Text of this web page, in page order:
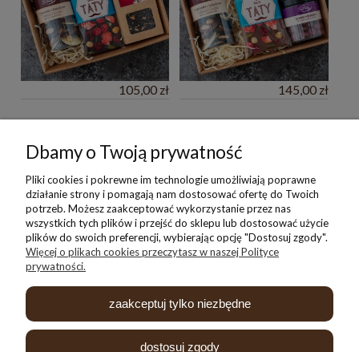
105,00 zł 145,00 zł
Moje konto
Płatności i dostawa
Informacje
O nas
Dbamy o Twoją prywatność
Pliki cookies i pokrewne im technologie umożliwiają poprawne
działanie strony i pomagają nam dostosować ofertę do Twoich
potrzeb. Możesz zaakceptować wykorzystanie przez nas
wszystkich tych plików i przejść do sklepu lub dostosować użycie
plików do swoich preferencji, wybierając opcję "Dostosuj zgody".
Więcej o plikach cookies przeczytasz w naszej Polityce
prywatności.
zaakceptuj tylko niezbędne
dostosuj zgody